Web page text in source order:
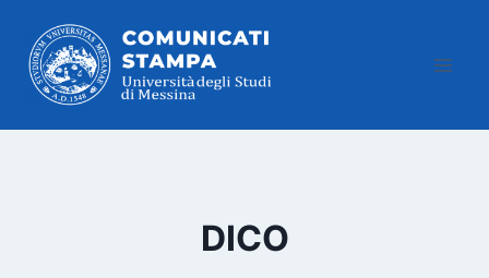
contenuto
DICO